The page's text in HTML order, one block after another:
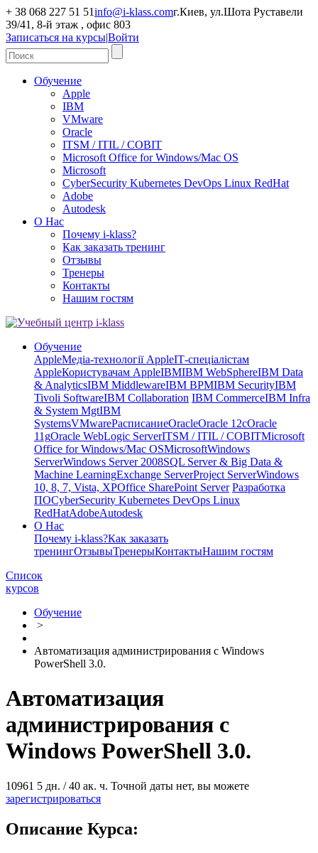
+ 38 068 227 51 51info@i-klass.comг.Киев, ул.Шота Руставели
39/41, 8-й этаж , офис 803
Записаться на курсы|Войти
Обучение
Apple
IBM
VMware
Oracle
ITSM / ITIL / COBIT
Microsoft Office for Windows/Mac OS
Microsoft
CyberSecurity Kubernetes DevOps Linux RedHat
Adobe
Autodesk
О Нас
Почему i-klass?
Как заказать тренинг
Отзывы
Тренеры
Контакты
Нашим гостям
Обучение
AppleМедіа-технології AppleІТ-спеціалістам
AppleКористувачам AppleIBMIBM WebSphereIBM Data
& AnalyticsIBM MiddlewareIBM BPMIBM SecurityIBM
Tivoli SoftwareIBM Collaboration IBM CommerceIBM Infra
& System MgtIBM
SystemsVMwareРасписаниеOracleOracle 12cOracle
11gOracle WebLogic ServerITSM / ITIL / COBITMicrosoft
Office for Windows/Mac OSMicrosoftWindows
ServerWindows Server 2008SQL Server & Big Data &
Machine LearningExchange ServerProject ServerWindows
10, 8, 7, Vista, XPOffice SharePoint Server Разработка
ПОCyberSecurity Kubernetes DevOps Linux
RedHatAdobeAutodesk
О Нас
Почему i-klass?Как заказать
тренингОтзывыТренерыКонтактыНашим гостям
Список
курсов
Обучение
>
Автоматизация администрирования с Windows
PowerShell 3.0.
Автоматизация
администрирования с
Windows PowerShell 3.0.
10961 5 дн. / 40 ак. ч. Точной даты нет, вы можете
зарегистрироваться
Описание Курса: